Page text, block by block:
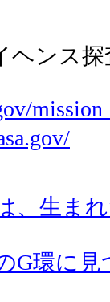
ヘンス
、生ま
G環に